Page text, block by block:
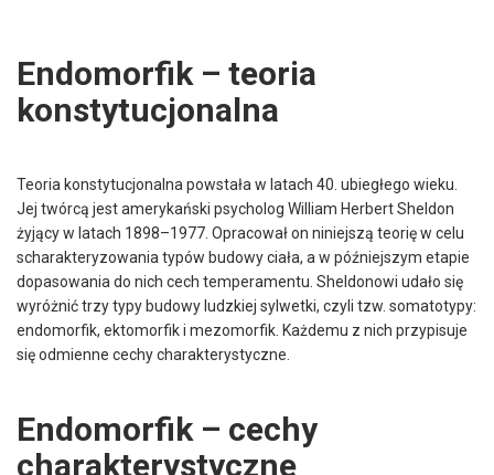
Endomorfik – teoria
konstytucjonalna
Teoria konstytucjonalna powstała w latach 40. ubiegłego wieku.
Jej twórcą jest amerykański psycholog William Herbert Sheldon
żyjący w latach 1898–1977. Opracował on niniejszą teorię w celu
scharakteryzowania typów budowy ciała, a w późniejszym etapie
dopasowania do nich cech temperamentu. Sheldonowi udało się
wyróżnić trzy typy budowy ludzkiej sylwetki, czyli tzw. somatotypy:
endomorfik, ektomorfik i mezomorfik. Każdemu z nich przypisuje
się odmienne cechy charakterystyczne.
Endomorfik – cechy
charakterystyczne